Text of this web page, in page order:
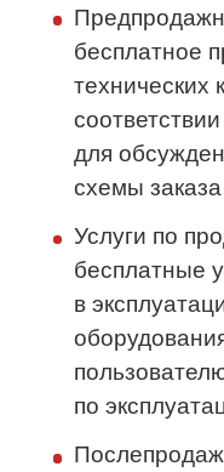
бесплатное
технических
для
схемы
Услуги по
бесплатные
в
по